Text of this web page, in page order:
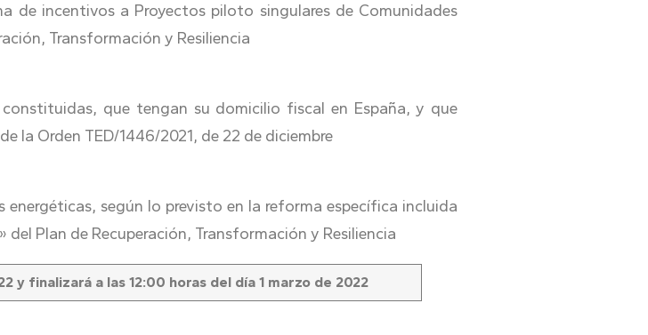
de incentivos a Proyectos piloto singulares de Comunidades
Transformación y Resiliencia
que tengan su domicilio fiscal en España, y que
la Orden TED/1446/2021, de 22 de diciembre
según lo previsto en la reforma específica incluida
Plan de Recuperación, Transformación y Resiliencia
y finalizará a las 12:00 horas del día 1 marzo de 2022